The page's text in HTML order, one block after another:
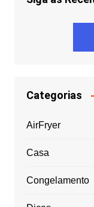
Categorias
AirFryer
Casa
Congelamento